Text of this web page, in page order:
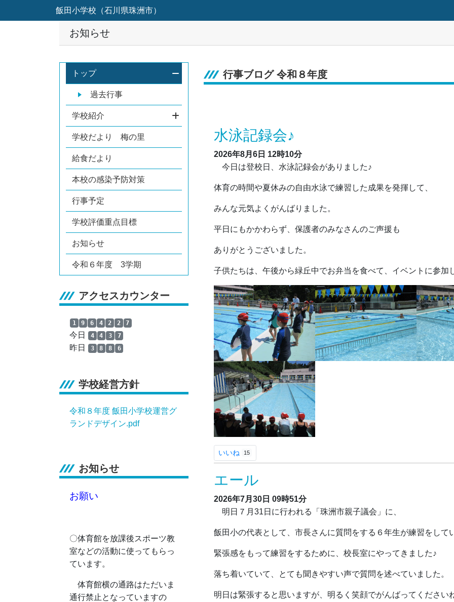
飯田小学校（石川県珠洲市）
お知らせ
トップ
過去行事
学校紹介
学校だより 梅の里
給食だより
本校の感染予防対策
行事予定
学校評価重点目標
お知らせ
令和６年度 3学期
アクセスカウンター
1 9 6 4 2 2 7
今日 4 4 3 7
昨日 3 8 8 6
学校経営方針
令和８年度 飯田小学校運営グ
ランドデザイン.pdf
お知らせ
お願い
〇体育館を放課後スポーツ教
室などの活動に使ってもらっ
ています。
体育館横の通路はただいま
通行禁止となっていますの
行事ブログ 令和８年度
水泳記録会♪
2026年8月6日 12時10分
今日は登校日、水泳記録会がありました♪
体育の時間や夏休みの自由水泳で練習した成果を発揮して、
みんな元気よくがんばりました。
平日にもかかわらず、保護者のみなさんのご声援も
ありがとうございました。
子供たちは、午後から緑丘中でお弁当を食べて、イベントに参加
いいね 15
エール
2026年7月30日 09時51分
明日７月31日に行われる「珠洲市親子議会」に、
飯田小の代表として、市長さんに質問をする６年生が練習をして
緊張感をもって練習をするために、校長室にやってきました♪
落ち着いていて、とても聞きやすい声で質問を述べていました。
明日は緊張すると思いますが、明るく笑顔でがんばってください